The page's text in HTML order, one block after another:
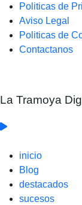
Politicas de
Aviso Legal
Politicas de
Contactanos
La Tramoya
inicio
Blog
destacados
sucesos